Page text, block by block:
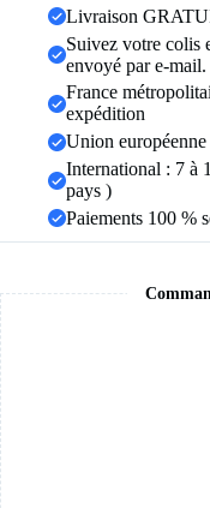
Piercing,
Livraison
Suivez votre colis
envoyé par e-mail.
France
expédition
Union
International : 7 à
pays )
Paiements 100 %